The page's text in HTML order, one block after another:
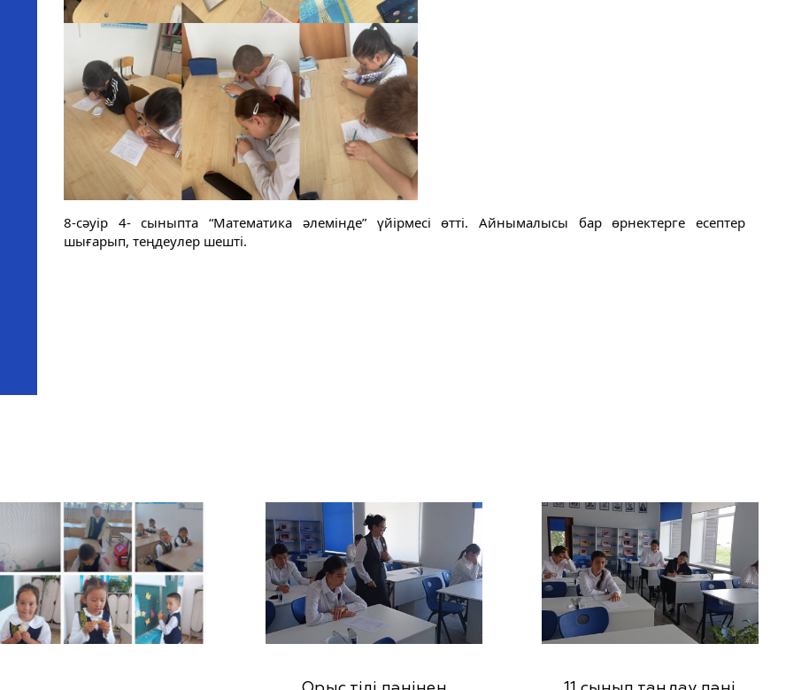
8-сәуір 4- сыныпта “Математика әлемінде” үйірмесі өтті. Айнымалысы бар өрнектерге есептер
шығарып, теңдеулер шешті.